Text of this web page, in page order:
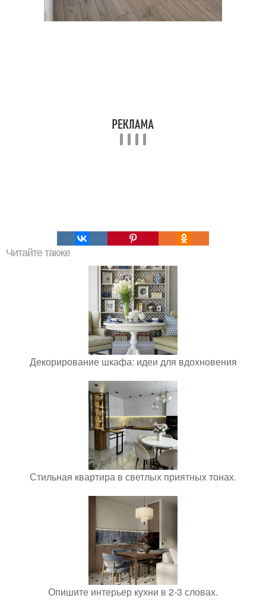
Читайте также
Декорирование шкафа: идеи для вдохновения
Стильная квартира в светлых приятных тонах.
Опишите интерьер кухни в 2-3 словах.